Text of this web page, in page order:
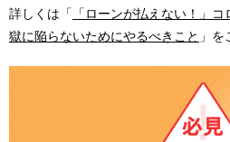
詳しくは「
「ローンが払えない！」
獄に陥らないためにやるべきこと 」を